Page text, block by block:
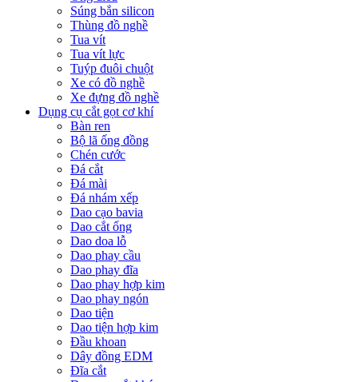
Súng bắn silicon
Thùng đồ nghề
Tua vít
Tua vít lực
Tuýp đuôi chuột
Xe có đồ nghề
Xe đựng đồ nghề
Dụng cụ cắt gọt cơ khí
Bàn ren
Bộ lã ống đồng
Chén cước
Đá cắt
Đá mài
Đá nhám xếp
Dao cạo bavia
Dao cắt ống
Dao doa lỗ
Dao phay cầu
Dao phay đĩa
Dao phay hợp kim
Dao phay ngón
Dao tiện
Dao tiện hợp kim
Đầu khoan
Dây đồng EDM
Đĩa cắt